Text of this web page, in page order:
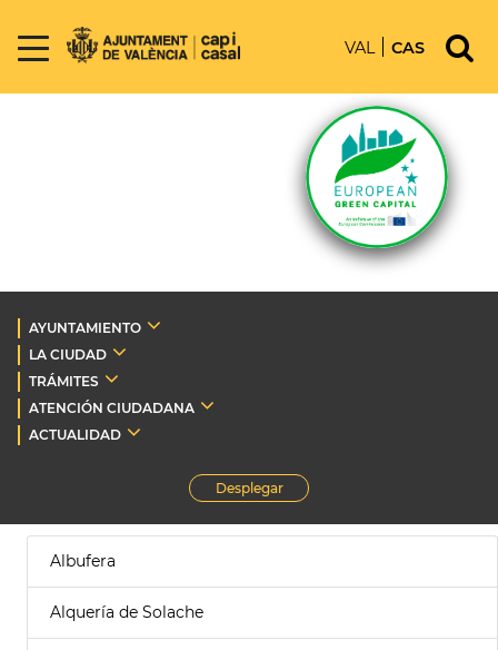
VAL CAS
AYUNTAMIENTO
LA CIUDAD
TRÁMITES
ATENCIÓN CIUDADANA
ACTUALIDAD
Desplegar
Albufera
Alquería de Solache